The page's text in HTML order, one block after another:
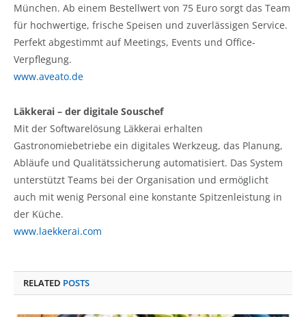
München. Ab einem Bestellwert von 75 Euro sorgt das Team
für hochwertige, frische Speisen und zuverlässigen Service.
Perfekt abgestimmt auf Meetings, Events und Office-
Verpflegung.
www.aveato.de
Läkkerai – der digitale Souschef
Mit der Softwarelösung Läkkerai erhalten
Gastronomiebetriebe ein digitales Werkzeug, das Planung,
Abläufe und Qualitätssicherung automatisiert. Das System
unterstützt Teams bei der Organisation und ermöglicht
auch mit wenig Personal eine konstante Spitzenleistung in
der Küche.
www.laekkerai.com
RELATED POSTS